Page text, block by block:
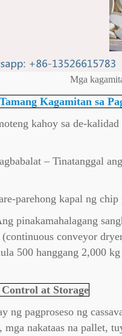
Mga
Kagamitan sa
kahoy sa de-
– Tinatanggal
parehong kapal ng
pinakamahalagang
conveyor
500 hanggang 2,000
at Storage
ng pagproseso ng
nakataas na pallet,